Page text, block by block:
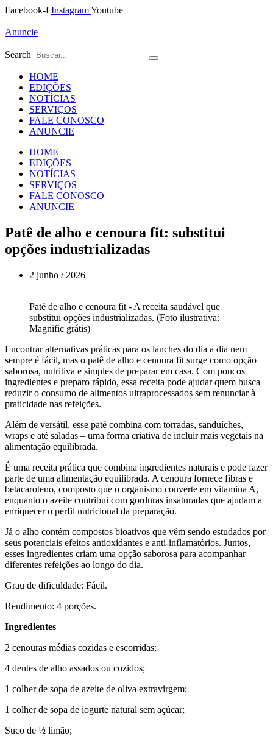
Ir
o
Facebook-f InstagramYoutube
Anuncie
Search
HOME
EDIÇÕES
NOTÍCIAS
SERVIÇOS
FALE CONOSCO
ANUNCIE
HOME
EDIÇÕES
NOTÍCIAS
SERVIÇOS
FALE CONOSCO
ANUNCIE
Patê de alho e cenoura fit: substitui
opções industrializadas
2 junho / 2026
Patê de alho e cenoura fit - A receita saudável que
substitui opções industrializadas. (Foto ilustrativa:
Magnific grátis)
Encontrar alternativas práticas para os lanches do dia a dia nem
sempre é fácil, mas o patê de alho e cenoura fit surge como opção
saborosa, nutritiva e simples de preparar em casa. Com poucos
ingredientes e preparo rápido, essa receita pode ajudar quem busca
reduzir o consumo de alimentos ultraprocessados sem renunciar à
praticidade nas refeições.
Além de versátil, esse patê combina com torradas, sanduíches,
wraps e até saladas – uma forma criativa de incluir mais vegetais na
alimentação equilibrada.
É uma receita prática que combina ingredientes naturais e pode fazer
parte de uma alimentação equilibrada. A cenoura fornece fibras e
betacaroteno, composto que o organismo converte em vitamina A,
enquanto o azeite contribui com gorduras insaturadas que ajudam a
enriquecer o perfil nutricional da preparação.
Já o alho contém compostos bioativos que vêm sendo estudados por
seus potenciais efeitos antioxidantes e anti-inflamatórios. Juntos,
esses ingredientes criam uma opção saborosa para acompanhar
diferentes refeições ao longo do dia.
Grau de dificuldade: Fácil.
Rendimento: 4 porções.
Ingredientes
2 cenouras médias cozidas e escorridas;
4 dentes de alho assados ou cozidos;
1 colher de sopa de azeite de oliva extravirgem;
1 colher de sopa de iogurte natural sem açúcar;
Suco de ½ limão;